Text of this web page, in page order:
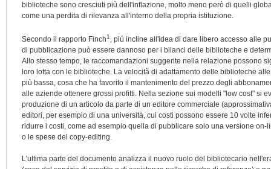
biblioteche sono cresciuti più dell'inflazione, molto meno però di quelli
come una perdita di rilevanza all'interno della propria istituzione.
Secondo il rapporto Finch1 , piú incline all'idea di dare libero accesso alle
di pubblicazione può essere dannoso per i bilanci delle biblioteche e
Allo stesso tempo, le raccomandazioni suggerite nella relazione possono
loro lotta con le biblioteche. La velocità di adattamento delle biblioteche
più bassa, cosa che ha favorito il mantenimento del prezzo degli
alle aziende ottenere grossi profitti. Nella sezione sui modelli "low cost" si
produzione di un articolo da parte di un editore commerciale
editori, per esempio di una università, cui costi possono essere 10 volte
ridurre i costi, come ad esempio quella di pubblicare solo una versione
o le spese del copy-editing.
L'ultima parte del documento analizza il nuovo ruolo del bibliotecario